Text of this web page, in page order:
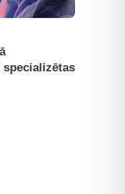
specializētas